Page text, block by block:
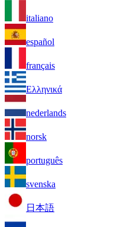
italiano
español
français
Ελληνικά
nederlands
norsk
português
svenska
日本語